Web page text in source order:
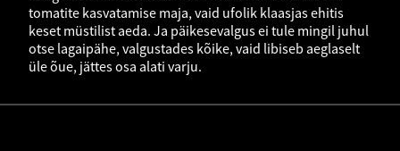
tomatite kasvatamise maja, vaid ufolik klaasjas ehitis
keset müstilist aeda. Ja päikesevalgus ei tule mingil juhul
otse lagaipähe, valgustades kõike, vaid libiseb aeglaselt
üle õue, jättes osa alati varju.